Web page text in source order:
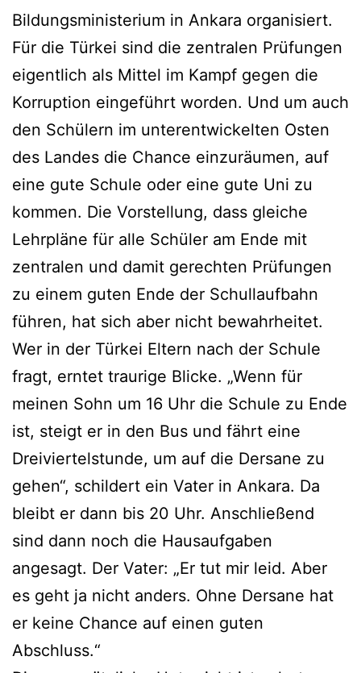
Bildungsministerium in Ankara organisiert.
Für die Türkei sind die zentralen Prüfungen
eigentlich als Mittel im Kampf gegen die
Korruption eingeführt worden. Und um auch
den Schülern im unterentwickelten Osten
des Landes die Chance einzuräumen, auf
eine gute Schule oder eine gute Uni zu
kommen. Die Vorstellung, dass gleiche
Lehrpläne für alle Schüler am Ende mit
zentralen und damit gerechten Prüfungen
zu einem guten Ende der Schullaufbahn
führen, hat sich aber nicht bewahrheitet.
Wer in der Türkei Eltern nach der Schule
fragt, erntet traurige Blicke. „Wenn für
meinen Sohn um 16 Uhr die Schule zu Ende
ist, steigt er in den Bus und fährt eine
Dreiviertelstunde, um auf die Dersane zu
gehen“, schildert ein Vater in Ankara. Da
bleibt er dann bis 20 Uhr. Anschließend
sind dann noch die Hausaufgaben
angesagt. Der Vater: „Er tut mir leid. Aber
es geht ja nicht anders. Ohne Dersane hat
er keine Chance auf einen guten
Abschluss.“